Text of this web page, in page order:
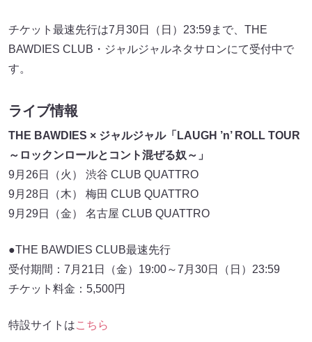
チケット最速先行は7月30日（日）23:59まで、THE
BAWDIES CLUB・ジャルジャルネタサロンにて受付中で
す。
ライブ情報
THE BAWDIES × ジャルジャル「LAUGH ’n’ ROLL TOUR
～ロックンロールとコント混ぜる奴～」
9月26日（火） 渋谷 CLUB QUATTRO
9月28日（木） 梅田 CLUB QUATTRO
9月29日（金） 名古屋 CLUB QUATTRO
●THE BAWDIES CLUB最速先行
受付期間：7月21日（金）19:00～7月30日（日）23:59
チケット料金：5,500円
特設サイトはこちら